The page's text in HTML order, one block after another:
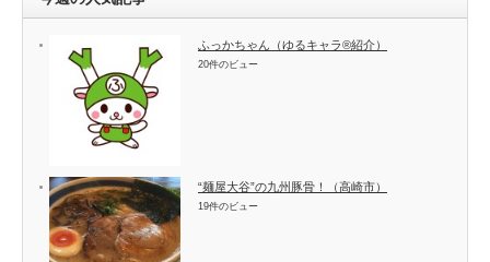
ふっかちゃん（ゆるキャラ®紹介）
20件のビュー
“麺屋大谷”の九州豚骨！（高崎市）
19件のビュー